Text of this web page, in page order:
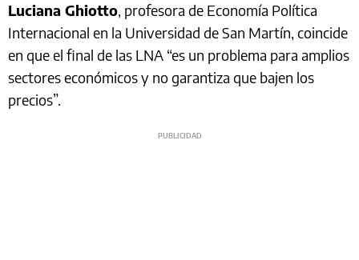
Luciana Ghiotto, profesora de Economía Política
Internacional en la Universidad de San Martín, coincide
en que el final de las LNA “es un problema para amplios
sectores económicos y no garantiza que bajen los
precios”.